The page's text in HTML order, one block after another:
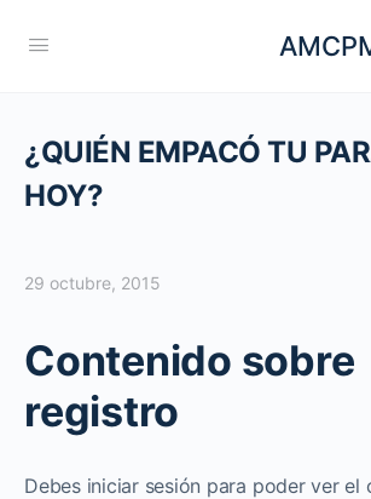
¿QUIÉN EMPACÓ TU
HOY?
29 octubre, 2015
Contenido sobre
registro
Debes iniciar sesión para poder ver el